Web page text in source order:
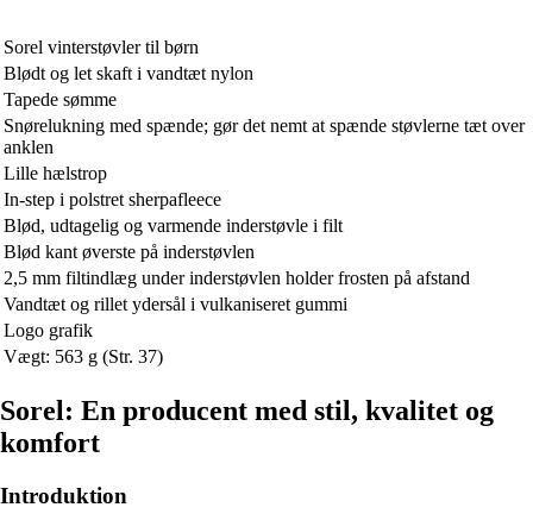
Sorel vinterstøvler til børn
Blødt og let skaft i vandtæt nylon
Tapede sømme
Snørelukning med spænde; gør det nemt at spænde støvlerne tæt over
anklen
Lille hælstrop
In-step i polstret sherpafleece
Blød, udtagelig og varmende inderstøvle i filt
Blød kant øverste på inderstøvlen
2,5 mm filtindlæg under inderstøvlen holder frosten på afstand
Vandtæt og rillet ydersål i vulkaniseret gummi
Logo grafik
Vægt: 563 g (Str. 37)
Sorel: En producent med stil, kvalitet og
komfort
Introduktion